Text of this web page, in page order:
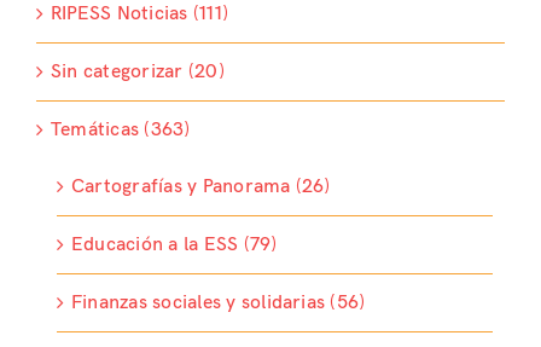
RIPESS Noticias (111)
Sin categorizar (20)
Temáticas (363)
Cartografías y Panorama (26)
Educación a la ESS (79)
Finanzas sociales y solidarias (56)